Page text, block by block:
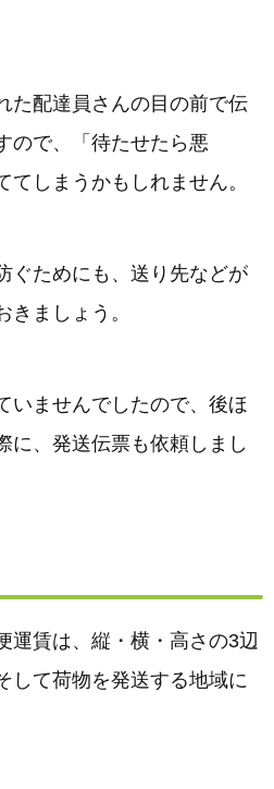
た配達員さんの目の前で伝
ので、「待たせたら悪
しまうかもしれません。
ぐためにも、送り先などが
ましょう。
いませんでしたので、後ほ
に、発送伝票も依頼しまし
運賃は、縦・横・高さの3辺
して荷物を発送する地域に